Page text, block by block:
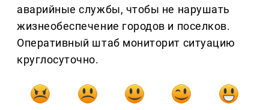
аварийные службы, чтобы не нарушать
жизнеобеспечение городов и поселков.
Оперативный штаб мониторит ситуацию
круглосуточно.